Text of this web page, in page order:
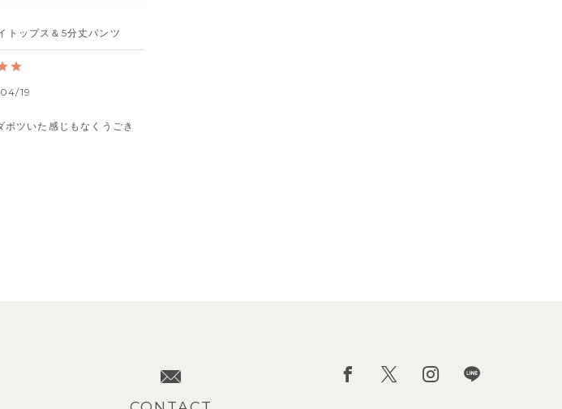
トップス＆5分丈パンツ
19
ツいた感じもなくうごき